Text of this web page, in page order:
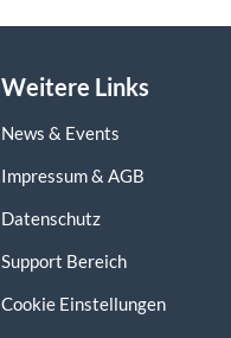
Weitere Links
News & Events
Impressum & AGB
Datenschutz
Support Bereich
Cookie Einstellungen